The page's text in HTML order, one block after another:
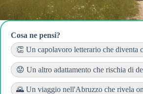
Cosa ne pensi?
👏 Un capolavoro letterario che diventa
😟 Un altro adattamento che rischia di
🌄 Un viaggio nell'Abruzzo che rivela